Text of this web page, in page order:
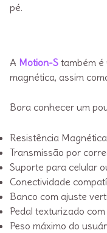
pé.
A Motion-S também é
magnética, assim
Bora conhecer um
Resistência Magnética
Transmissão por
Suporte para celular
Conectividade
Banco com ajuste
Pedal texturizado com
Peso máximo do